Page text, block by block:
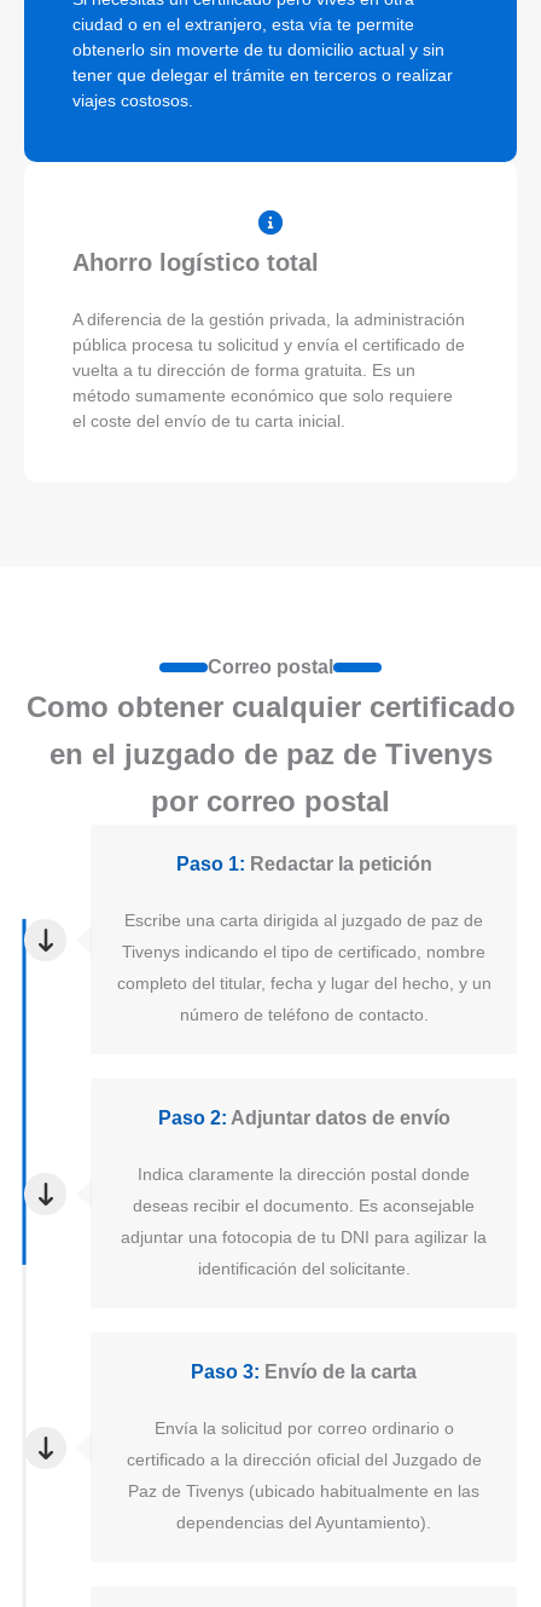
ciudad o en el extranjero, esta vía te permite
obtenerlo sin moverte de tu domicilio actual y sin
tener que delegar el trámite en terceros o realizar
viajes costosos.
Ahorro logístico total
A diferencia de la gestión privada, la administración
pública procesa tu solicitud y envía el certificado de
vuelta a tu dirección de forma gratuita. Es un
método sumamente económico que solo requiere
el coste del envío de tu carta inicial.
Correo postal
Como obtener cualquier certificado
en el juzgado de paz de Tivenys
por correo postal
Paso 1: Redactar la petición
Escribe una carta dirigida al juzgado de paz de
Tivenys indicando el tipo de certificado, nombre
completo del titular, fecha y lugar del hecho, y un
número de teléfono de contacto.
Paso 2: Adjuntar datos de envío
Indica claramente la dirección postal donde
deseas recibir el documento. Es aconsejable
adjuntar una fotocopia de tu DNI para agilizar la
identificación del solicitante.
Paso 3: Envío de la carta
Envía la solicitud por correo ordinario o
certificado a la dirección oficial del Juzgado de
Paz de Tivenys (ubicado habitualmente en las
dependencias del Ayuntamiento).